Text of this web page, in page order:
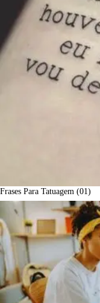
Frases Para Tatuagem (01)